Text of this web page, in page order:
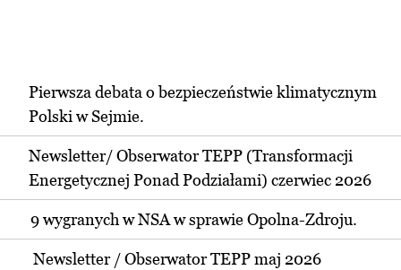
Pierwsza debata o bezpieczeństwie klimatycznym
Polski w Sejmie.
Newsletter/ Obserwator TEPP (Transformacji
Energetycznej Ponad Podziałami) czerwiec 2026
9 wygranych w NSA w sprawie Opolna-Zdroju.
Newsletter / Obserwator TEPP maj 2026